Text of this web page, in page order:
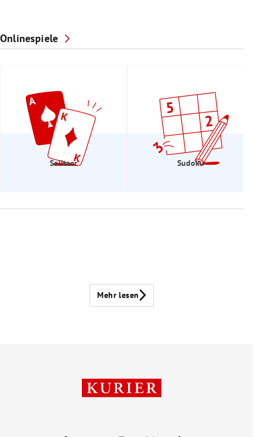
Onlinespiele
Solitaer Sudoku
Mehr lesen